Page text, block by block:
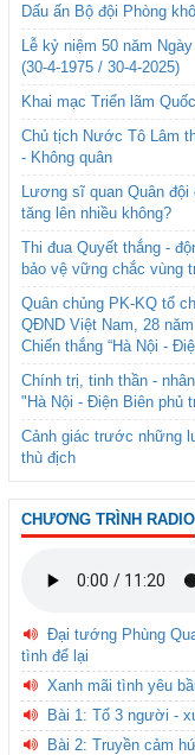
Dấu ấn Bộ đội Phòng
Lễ kỷ niệm 50 năm
(30-4-1975 / 30-4-2025)
Khai mạc Triển lãm
Chủ tịch Nước Tô Lâm
- Không quân
Lương sĩ quan Quân
tăng lên nhiều không?
Thi đua Quyết thắng -
bảo vệ vững chắc vùng
Quân chủng PK-KQ tổ
QĐND Việt Nam, 28
Chiến thắng “Hà Nội -
Chính trị, tinh thần -
"Hà Nội - Điện Biên phủ
Cảnh giác trước những
thù địch
CHƯƠNG TRÌNH RADIO
Đại tướng Phùng
tình để lại
Xanh mãi tình yêu
Bài 1: Tổ 3 người -
Bài 2: Truyền cảm